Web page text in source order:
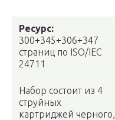
Ресурс:
300+345+306+347
страниц по ISO/IEC
24711
Набор состоит из 4
струйных
картриджей черного,